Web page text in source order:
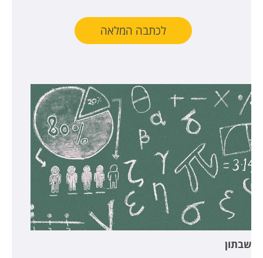
לכתבה המלאה
שבתון